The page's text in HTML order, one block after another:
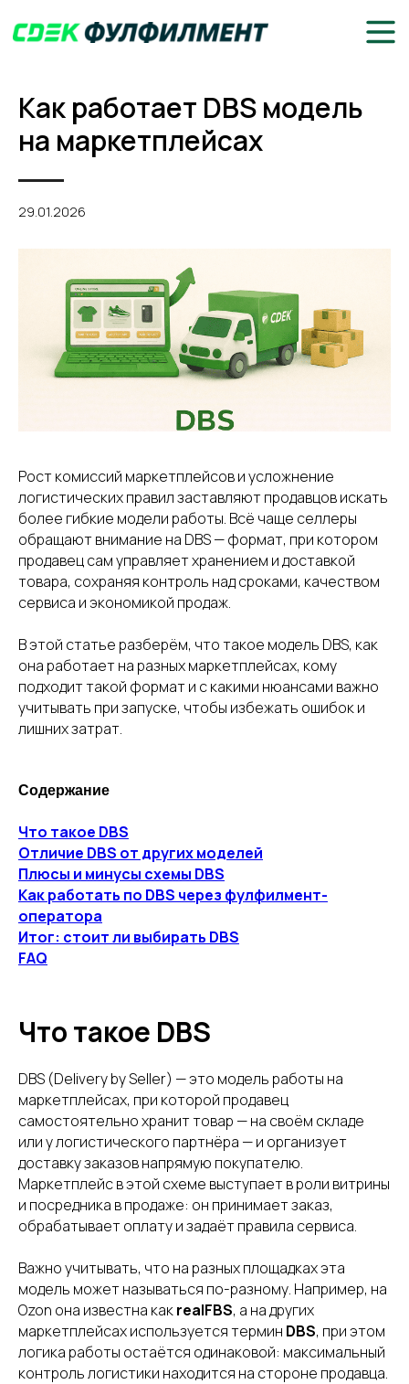
Как работает DBS модель
на маркетплейсах
29.01.2026
Рост комиссий маркетплейсов и усложнение
логистических правил заставляют продавцов искать
более гибкие модели работы. Всё чаще селлеры
обращают внимание на DBS — формат, при котором
продавец сам управляет хранением и доставкой
товара, сохраняя контроль над сроками, качеством
сервиса и экономикой продаж.
В этой статье разберём, что такое модель DBS, как
она работает на разных маркетплейсах, кому
подходит такой формат и с какими нюансами важно
учитывать при запуске, чтобы избежать ошибок и
лишних затрат.
Содержание
Что такое DBS
Отличие DBS от других моделей
Плюсы и минусы схемы DBS
Как работать по DBS через фулфилмент-
оператора
Итог: стоит ли выбирать DBS
FAQ
Что такое DBS
DBS (Delivery by Seller) — это модель работы на
маркетплейсах, при которой продавец
самостоятельно хранит товар — на своём складе
или у логистического партнёра — и организует
доставку заказов напрямую покупателю.
Маркетплейс в этой схеме выступает в роли витрины
и посредника в продаже: он принимает заказ,
обрабатывает оплату и задаёт правила сервиса.
Важно учитывать, что на разных площадках эта
модель может называться по-разному. Например, на
Ozon она известна какrealFBS, а на других
маркетплейсах используется термин DBS, при этом
логика работы остаётся одинаковой: максимальный
контроль логистики находится на стороне продавца.